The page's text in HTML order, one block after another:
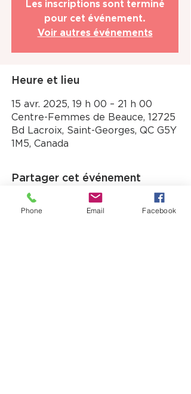
Les inscriptions sont terminé
pour cet événement.
Voir autres événements
Heure et lieu
15 avr. 2025, 19 h 00 – 21 h 00
Centre-Femmes de Beauce, 12725
Bd Lacroix, Saint-Georges, QC G5Y
1M5, Canada
Partager cet événement
Phone Email Facebook